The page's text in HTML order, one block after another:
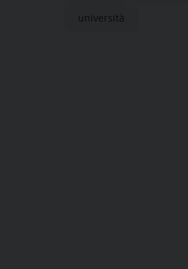
università